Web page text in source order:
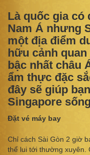
Là quốc gia có
Nam Á nhưng
một địa điểm
hữu cảnh
bậc nhất châu
ẩm thực đặc
đây sẽ giúp
Singapore
Đặt vé máy bay
Chỉ cách Sài Gòn 2 giờ
thể lui tới thường xuyên.